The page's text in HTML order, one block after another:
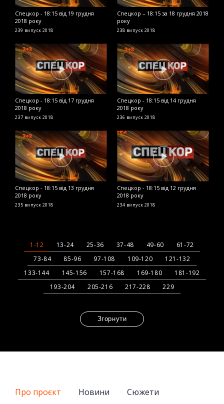
Спецкор - 18:15 від 19 грудня
2018 року
239 випуск 2018
Спецкор – 18:15 за 18 грудня 2018
року
238 випуск 2018
Спецкор - 18:15 від 17 грудня
2018 року
237 випуск 2018
Спецкор - 18:15 від 14 грудня
2018 року
236 випуск 2018
Спецкор - 18:15 від 13 грудня
2018 року
235 випуск 2018
Спецкор - 18:15 від 12 грудня
2018 року
234 випуск 2018
1-12 13-24 25-36 37-48 49-60
61-72
73-84
85-96 97-108 109-120
121-132
133-144
145-156 157-168 169-180
181-192
193-204
205-216 217-228 229
Згорнути
Про проєкт Новини
Сюжети